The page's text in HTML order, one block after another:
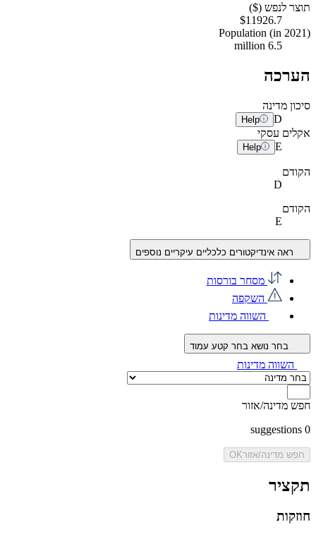
תוצר לנפש ($)
$11926.7
Population (in 2021)
6.5 million
הערכה
סיכון מדינה
D
Help
אקלים עסקי
E
Help
הקודם
D
הקודם
E
ראה אינדיקטורים כלכליים עיקריים נוספים
מסחר בורסות
השקפה
השווה מדינות
בחר קטע עמוד
השווה מדינות
חפש מדינה/אזור
0
חפש מדינה/אזורOK
תקציר
חוזקות